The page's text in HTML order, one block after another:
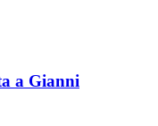
a Gianni